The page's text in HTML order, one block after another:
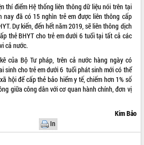
miễn phí
Pui
thường kỳ
Việt
chương
dân
nội dung
thí điểm Hệ thống liên thông dữ liệu nói trên tại
nay đã có 15 nghìn trẻ em được liên thông cấp
Dự kiến, đến hết năm 2019, sẽ liên thông dịch
thẻ BHYT cho trẻ em dưới 6 tuổi tại tất cả các
cả nước.
của Bộ Tư pháp, trên cả nước hàng ngày có
sinh cho trẻ em dưới 6 tuổi phát sinh mới có thể
hội để cấp thẻ bảo hiểm y tế, chiếm hơn 1% số
giữa công dân với cơ quan hành chính, đơn vị
Kim Bảo
In